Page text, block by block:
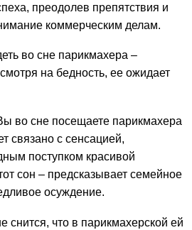
преодолев препятствия и
коммерческим делам.
во сне парикмахера –
на бедность, ее ожидает
во сне посещаете парикмахера
связано с сенсацией,
поступком красивой
сон – предсказывает семейное
осуждение.
что в парикмахерской ей